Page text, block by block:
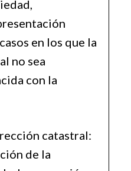
en los que la
no sea
con la
catastral:
de la